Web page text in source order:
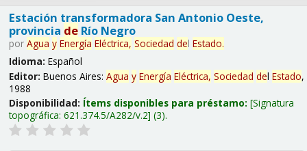
Estación transformadora San Antonio Oeste,
provincia deRío Negro
por Agua y Energía Eléctrica, Sociedad del Estado.
Idioma: Español
Editor: Buenos Aires: Agua y Energía Eléctrica, Sociedad del Estado,
1988
Disponibilidad: Ítems disponibles para préstamo: Signatura
topográfica: 621.374.5/A282/v.2 (3).